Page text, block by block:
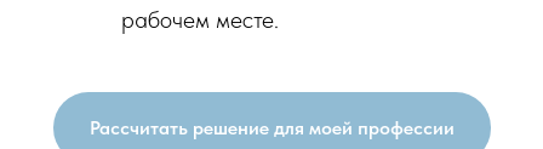
рабочем месте.
Рассчитать решение для моей профессии